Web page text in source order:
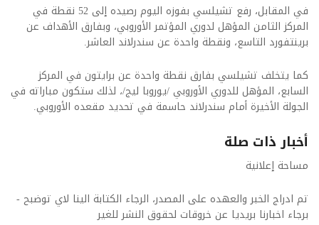
في المقابل، رفع تشيلسي بفوزه اليوم رصيده إلى 52 نقطة في
المركز الثامن المؤهل لدوري المؤتمر الأوروبي، وبفارق الأهداف عن
برينتفورد التاسع، ونقطة واحدة عن سندرلاند العاشر.
كما يتخلف تشيلسي بفارق نقطة واحدة عن برايتون في المركز
السابع، المؤهل للدوري الأوروبي /يوروبا ليج/، لذلك ستكون مباراته في
الجولة الأخيرة أمام سندرلاند حاسمة في تحديد مقعده الأوروبي.
أخبار ذات صلة
مساحة إعلانية
تم ادراج الخبر والعهده على المصدر، الرجاء الكتابة الينا لاي توضبح -
برجاء اخبارنا بريديا عن خروقات لحقوق النشر للغير